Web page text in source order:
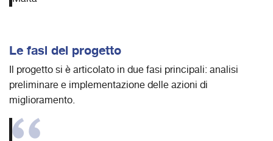
Le fasi del progetto
Il progetto si è articolato in due fasi principali: analisi
preliminare e implementazione delle azioni di
miglioramento.